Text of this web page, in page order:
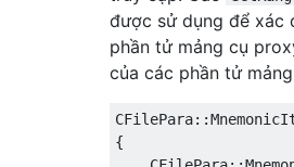
được sử dụng để
phần tử mảng cụ
của các phần tử
CFilePara::
{